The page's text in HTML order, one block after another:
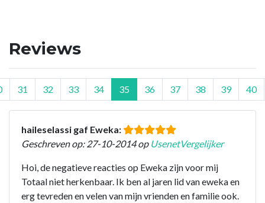
Reviews
31 32 33 34 35 36 37 38 39 40
haileselassi gaf Eweka:
Geschreven op: 27-10-2014 op UsenetVergelijker
Hoi, de negatieve reacties op Eweka zijn voor mij
Totaal niet herkenbaar. Ik ben al jaren lid van eweka en
erg tevreden en velen van mijn vrienden en familie ook.